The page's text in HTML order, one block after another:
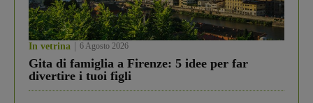
In vetrina 6 Agosto 2026
Gita di famiglia a Firenze: 5 idee per far
divertire i tuoi figli